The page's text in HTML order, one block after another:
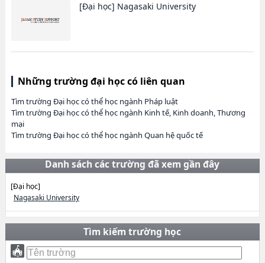
[Đại học] Nagasaki University
Những trường đại học có liên quan
Tìm trường Đại học có thể học ngành Pháp luật
Tìm trường Đại học có thể học ngành Kinh tế, Kinh doanh, Thương
mại
Tìm trường Đại học có thể học ngành Quan hệ quốc tế
Danh sách các trường đã xem gần đây
[Đại học]
Nagasaki University
Tìm kiếm trường học